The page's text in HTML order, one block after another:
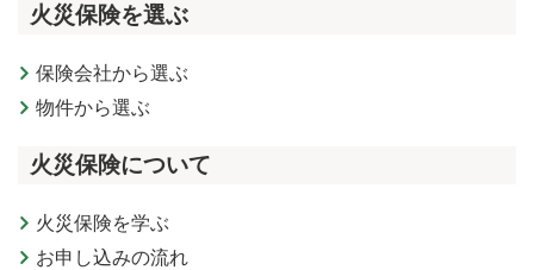
火災保険を選ぶ
保険会社から選ぶ
物件から選ぶ
火災保険について
火災保険を学ぶ
お申し込みの流れ